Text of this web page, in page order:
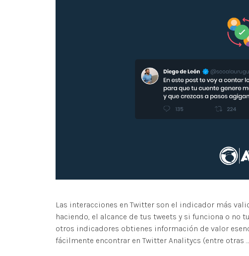
Las interacciones en Twitter son el indicador más
haciendo, el alcance de tus tweets y si funciona o no
otros indicadores obtienes información de valor
fácilmente encontrar en Twitter Analitycs (entre otras …